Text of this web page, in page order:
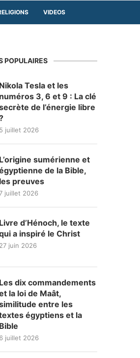
VIDEOS
POPULAIRES
Nikola Tesla et les
numéros 3, 6 et 9 : La clé
de l’énergie libre
5 juillet 2026
L’origine sumérienne et
de la Bible,
les preuves
juillet 2026
Livre d’Hénoch, le texte
a inspiré le Christ
27 juin 2026
Les dix commandements
la loi de Maât,
entre les
égyptiens et la
Bible
6 juillet 2026